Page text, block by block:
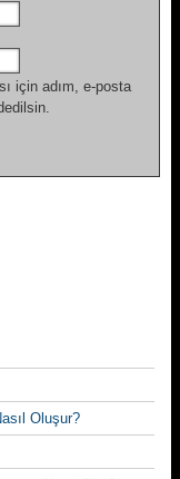
için adım, e-posta
Oluşur?